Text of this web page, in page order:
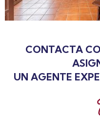
CONTACTA
UN AGENTE